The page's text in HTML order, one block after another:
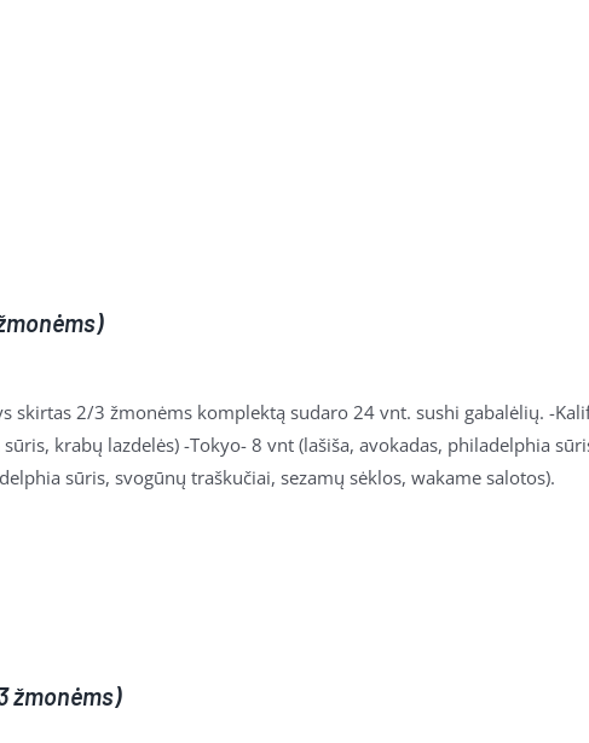
skirtas 2/3 žmonėms komplektą sudaro 24 vnt. sushi gabalėlių. -
krabų lazdelės) -Tokyo- 8 vnt (lašiša, avokadas, philadelphia
sūris, svogūnų traškučiai, sezamų sėklos, wakame salotos).
žmonėms)